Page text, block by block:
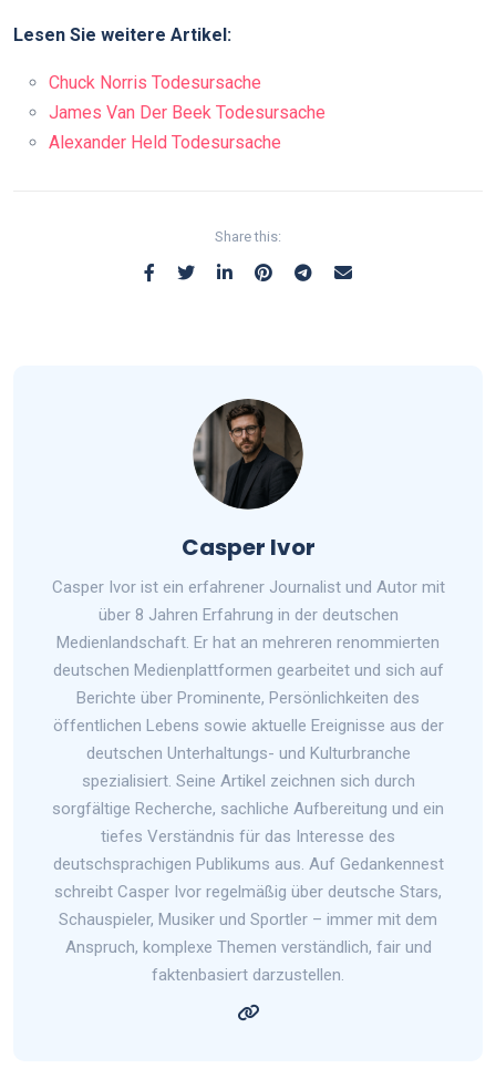
Lesen Sie weitere Artikel:
Chuck Norris Todesursache
James Van Der Beek Todesursache
Alexander Held Todesursache
Share this:
Casper Ivor
Casper Ivor ist ein erfahrener Journalist und Autor mit
über 8 Jahren Erfahrung in der deutschen
Medienlandschaft. Er hat an mehreren renommierten
deutschen Medienplattformen gearbeitet und sich auf
Berichte über Prominente, Persönlichkeiten des
öffentlichen Lebens sowie aktuelle Ereignisse aus der
deutschen Unterhaltungs- und Kulturbranche
spezialisiert. Seine Artikel zeichnen sich durch
sorgfältige Recherche, sachliche Aufbereitung und ein
tiefes Verständnis für das Interesse des
deutschsprachigen Publikums aus. Auf Gedankennest
schreibt Casper Ivor regelmäßig über deutsche Stars,
Schauspieler, Musiker und Sportler – immer mit dem
Anspruch, komplexe Themen verständlich, fair und
faktenbasiert darzustellen.